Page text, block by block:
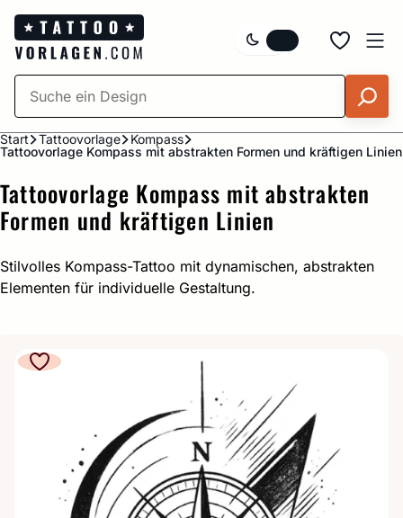
Zum
Inhalt
springen
Start Tattoovorlage
Kompass
Tattoovorlage Kompass mit abstrakten Formen und kräftigen Linien
Tattoovorlage Kompass mit abstrakten
Formen und kräftigen Linien
Stilvolles Kompass-Tattoo mit dynamischen, abstrakten
Elementen für individuelle Gestaltung.